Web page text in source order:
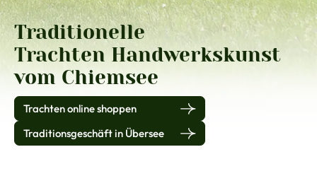
Traditionelle
Trachten Handwerkskunst
vom Chiemsee
Trachten online shoppen
Traditionsgeschäft in Übersee